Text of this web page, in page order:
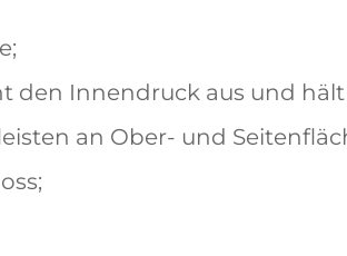
den Innendruck aus und hält
an Ober- und